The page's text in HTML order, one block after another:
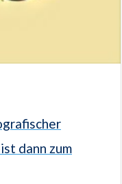
dann zum